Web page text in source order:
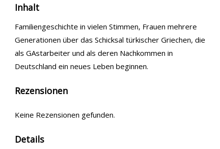
Inhalt
Familiengeschichte in vielen Stimmen, Frauen mehrere
Generationen über das Schicksal türkischer Griechen, die
als GAstarbeiter und als deren Nachkommen in
Deutschland ein neues Leben beginnen.
Rezensionen
Keine Rezensionen gefunden.
Details